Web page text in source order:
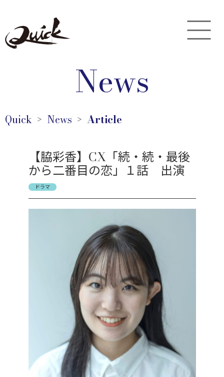
News
Quick ＞ News ＞ Article
【脇彩香】CX「続・続・最後
から二番目の恋」１話 出演
ドラマ